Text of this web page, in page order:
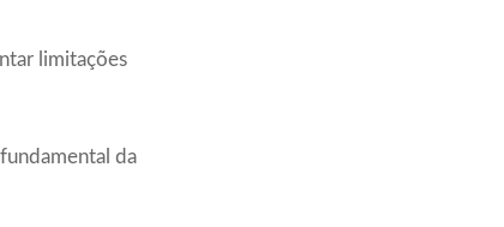
limitações
da